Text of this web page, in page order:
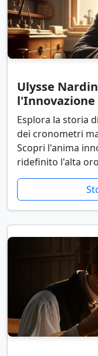
Ulysse
Esplora la storia
dei cronometri
Scopri l'anima
ridefinito l'alta